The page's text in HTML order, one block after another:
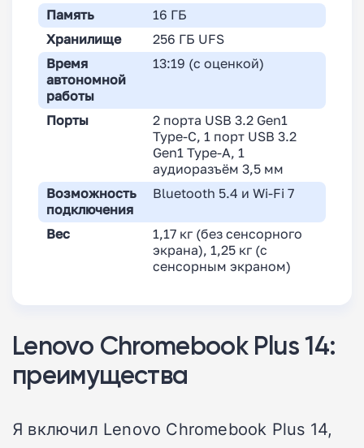
Память
16 ГБ
Хранилище
256 ГБ UFS
Время
автономной
работы
13:19 (с оценкой)
Порты
2 порта USB 3.2 Gen1
Type-C, 1 порт USB 3.2
Gen1 Type-A, 1
аудиоразъём 3,5 мм
Возможность
подключения
Bluetooth 5.4 и Wi-Fi 7
Вес
1,17 кг (без сенсорного
экрана), 1,25 кг (с
сенсорным экраном)
Lenovo Chromebook Plus 14:
преимущества
Я включил Lenovo Chromebook Plus 14,